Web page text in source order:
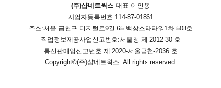
(주)샵네트웍스 대표 이인용
사업자등록번호:114-87-01861
주소:서울 금천구 디지털로9길 65 백상스타타워1차 508호
직업정보제공사업신고번호:서울청 제 2012-30 호
통신판매업신고번호:제 2020-서울금천-2036 호
Copyright©(주)샵네트웍스. All rights reserved.